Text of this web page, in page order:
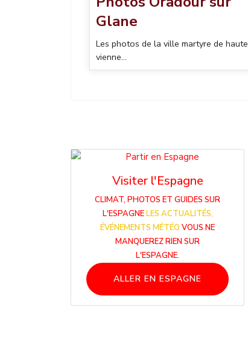
Glane
Les photos de la ville martyre de haute
vienne...
Visiter l'Espagne
CLIMAT, PHOTOS ET GUIDES SUR
L'ESPAGNELES ACTUALITÉS,
ÉVÉNEMENTS MÉTÉO VOUS NE
MANQUEREZ RIEN SUR
L'ESPAGNE.
ALLER EN ESPAGNE